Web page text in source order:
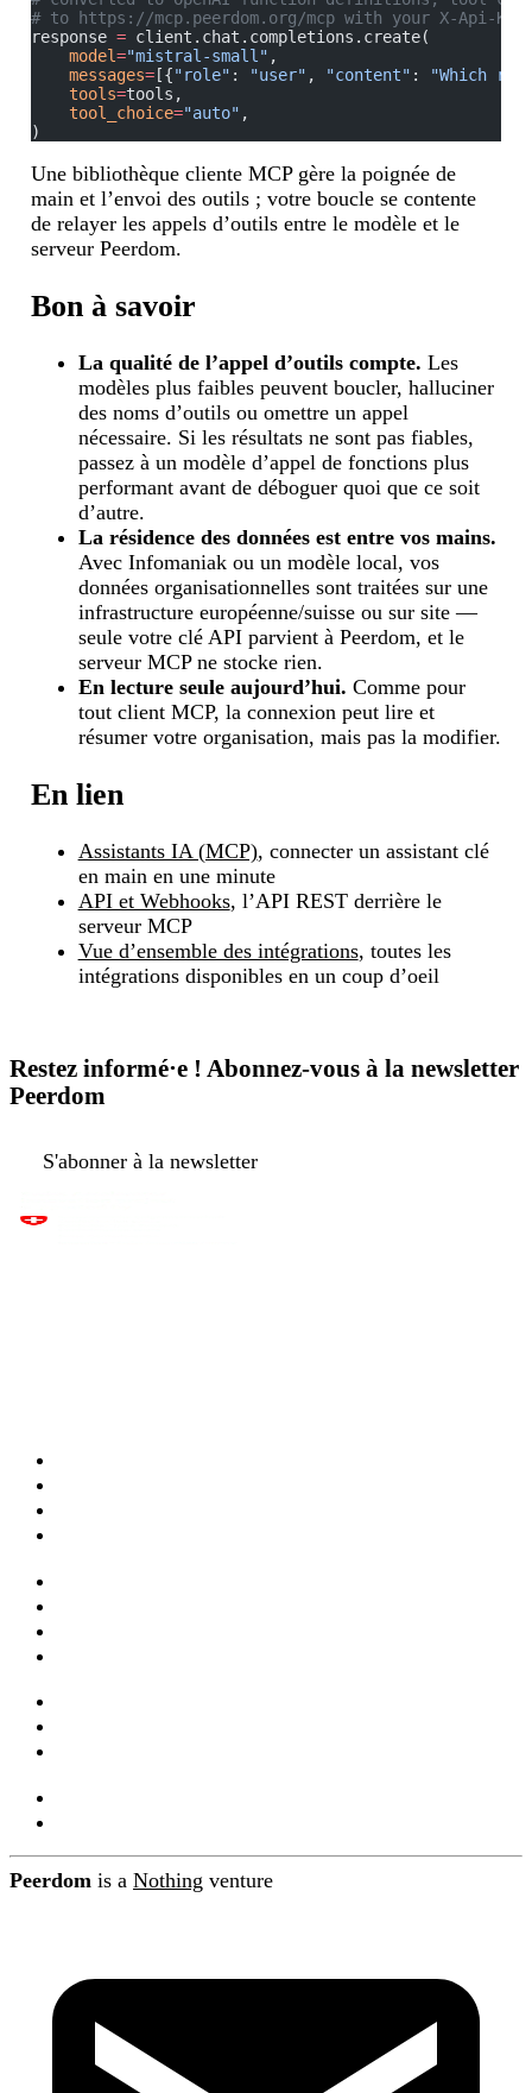
# to https://mcp.peerdom.org/mcp with your X-Api-
response = client.chat.completions.create(
    model
="mistral-small" ,
    messages
=[{"role" : "user" , "content" :
"Which
    tools
=tools,
    tool_choice
="auto" ,
)
Une bibliothèque cliente MCP gère la poignée de
main et l’envoi des outils ; votre boucle se contente
de relayer les appels d’outils entre le modèle et le
serveur Peerdom.
Bon à savoir
La qualité de l’appel d’outils compte. Les
modèles plus faibles peuvent boucler, halluciner
des noms d’outils ou omettre un appel
nécessaire. Si les résultats ne sont pas fiables,
passez à un modèle d’appel de fonctions plus
performant avant de déboguer quoi que ce soit
d’autre.
La résidence des données est entre vos mains.
Avec Infomaniak ou un modèle local, vos
données organisationnelles sont traitées sur une
infrastructure européenne/suisse ou sur site —
seule votre clé API parvient à Peerdom, et le
serveur MCP ne stocke rien.
En lecture seule aujourd’hui. Comme pour
tout client MCP, la connexion peut lire et
résumer votre organisation, mais pas la modifier.
En lien
Assistants IA (MCP), connecter un assistant clé
en main en une minute
API et Webhooks, l’API REST derrière le
serveur MCP
Vue d’ensemble des intégrations, toutes les
intégrations disponibles en un coup d’oeil
Restez informé·e ! Abonnez-vous à la newsletter
Peerdom
S'abonner à la newsletter
Peerdom is a Nothing venture